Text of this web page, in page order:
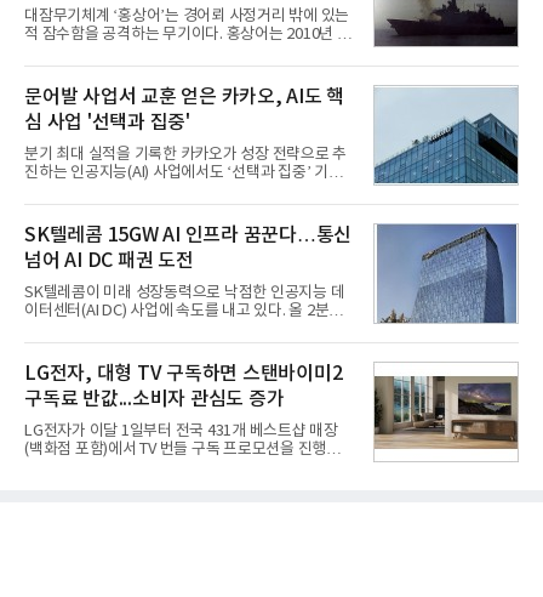
틀그라운드'의 안정적인 성장에 힘입어 상반기 연결
기준 매출 2조6616억원, 영업이익 9725억원으로 역
대 최대 실적을 기록했다. 엔씨도 올해 출시한 '아이온
동기 대
대잠무기체계 ‘홍상어’는 경어뢰 사정거리 밖에 있는
적 잠수함을 공격하는 무기이다. 홍상어는 2010년 넥
이뤄졌다. 이후 2012년 한국형 구축함(KDX-1) 이상
의 함정에 실전 배치됐다.그해 7월 해군은 동해상에서
성능 검증을 위해 홍상어 시험발사를 실시했다. 이때
홍상어가 목표 지점에서 입수한 후 표적을 타격하지
못하고 물속에서 멈춰버리는 예상 밖의 일이 벌어졌
다. 2차 품질확인 사격 시험에서도 만족스러운 결과를
얻지 못했다. 완벽한 신뢰성 확보를 위해 LIG넥스원은
분야를
문어발 사업서 교훈 얻은 카카오, AI도 핵
심 사업 '선택과 집중'
분기 최대 실적을 기록한 카카오가 성장 전략으로 추
진하는 인공지능(AI) 사업에서도 ‘선택과 집중’ 기조
라 투자에 나서는 것과 달리, 카카오는 ‘카카오톡’이
라는 플랫폼 경쟁력을 활용한 AI 에이전트 서비스에
집중하는 전략이다. 과거 무리한 사업 확장 과정에서
겪었던 시행착오를 되풀이하지 않고 핵심 역량에 집
중하겠다는 취지로 풀이된다.7일 업계에 따르면 카카
오는 올해 2분기 연결 기준 매출 2조985억원, 영업이
익 2770억원을 기록했다. 전년 동기 대비 매출과 영업
은 4884억
SK텔레콤 15GW AI 인프라 꿈꾼다…통신
넘어 AI DC 패권 도전
SK텔레콤이 미래 성장동력으로 낙점한 인공지능 데
이터센터(AI DC) 사업에 속도를 내고 있다. 올 2분기
는 2035년까지 총 15GW(기가와트) 규모의 AI DC를
구축하겠다는 대형 청사진을 제시하면서다. 이에 따
라 경쟁 구도 역시 이동통신사인 KT, LG유플러스를
넘어 네이버, 삼성SDS 등 IT 인프라 기업으로 확장되
고 있다.7일 SK텔레콤에 따르면 회사는 올해 2분기
연결 기준 매출 4조 3591억원, 영업이익 5660억원을
기록했다. 매출은 전년 동기 대비 0.5%, 영업이익은
LG전자, 대형 TV 구독하면 스탠바이미2
구독료 반값...소비자 관심도 증가
LG전자가 이달 1일부터 전국 431개 베스트샵 매장
(백화점 포함)에서 TV 번들 구독 프로모션을 진행하고